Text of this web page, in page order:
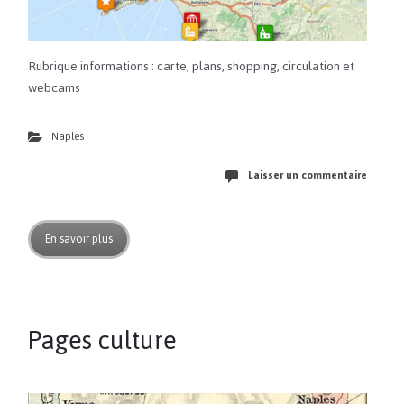
Rubrique informations : carte, plans, shopping, circulation et
webcams
Naples
Laisser un commentaire
En savoir plus
Pages culture